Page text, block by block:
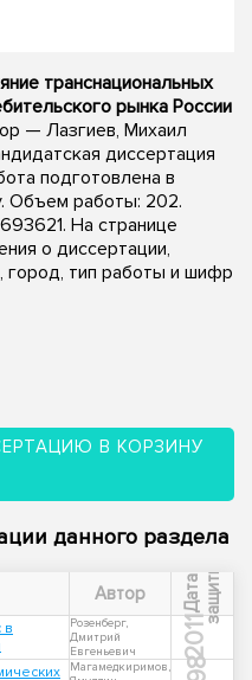
транснациональных
рынка России
— Лазгиев, Михаил
диссертация
подготовлена в
Объем работы: 202.
На странице
о диссертации,
город, тип работы и шифр
В КОРЗИНУ
данного раздела
Автор Д
а
т
а
з
а
щ
и
т ы
в
Розенберг,
Дмитрий
Евгеньевич
2011
Магамедкиримов,